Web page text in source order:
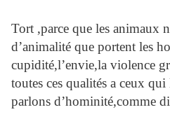
Tort ,parce que les animaux
d’animalité que portent les
cupidité,l’envie,la violence
toutes ces qualités a ceux
parlons d’hominité,comme